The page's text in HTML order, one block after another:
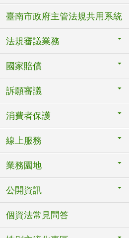
臺南市政府主管法規共用系統
法規審議業務
國家賠償
訴願審議
消費者保護
線上服務
業務園地
公開資訊
個資法常見問答